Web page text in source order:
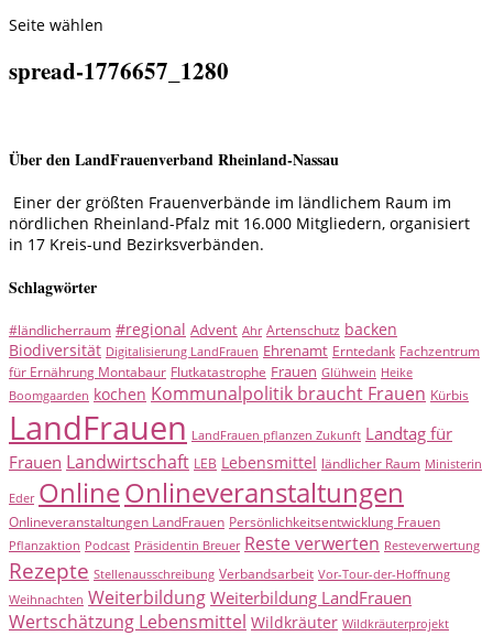
Seite wählen
spread-1776657_1280
Über den LandFrauenverband Rheinland-Nassau
Einer der größten Frauenverbände im ländlichem Raum im
nördlichen Rheinland-Pfalz mit 16.000 Mitgliedern, organisiert
in 17 Kreis-und Bezirksverbänden.
Schlagwörter
#ländlicherraum #regional Advent Ahr Artenschutz backen
Biodiversität Digitalisierung LandFrauen Ehrenamt Erntedank Fachzentrum
für Ernährung Montabaur Flutkatastrophe Frauen Glühwein Heike
Boomgaarden kochen Kommunalpolitik braucht Frauen Kürbis
LandFrauen LandFrauen pflanzen Zukunft Landtag für
Frauen Landwirtschaft LEB Lebensmittel ländlicher Raum Ministerin
Eder OnlineOnlineveranstaltungen
Onlineveranstaltungen LandFrauen Persönlichkeitsentwicklung Frauen
Pflanzaktion Podcast Präsidentin Breuer Reste verwerten Resteverwertung
Rezepte Stellenausschreibung Verbandsarbeit Vor-Tour-der-Hoffnung
Weihnachten Weiterbildung Weiterbildung LandFrauen
Wertschätzung Lebensmittel Wildkräuter Wildkräuterprojekt